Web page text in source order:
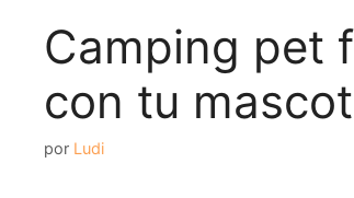
Camping pet
con tu
por Ludi